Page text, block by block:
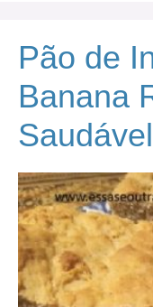
Pão de
Banana